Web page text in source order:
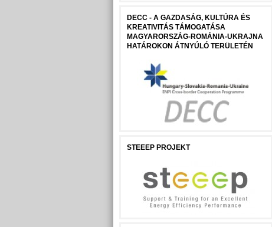
DECC - A GAZDASÁG, KULTÚRA ÉS
KREATIVITÁS TÁMOGATÁSA
MAGYARORSZÁG-ROMÁNIA-UKRAJNA
HATÁROKON ÁTNYÚLÓ TERÜLETÉN
STEEEP PROJEKT